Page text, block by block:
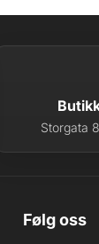
Storgata
Følg oss